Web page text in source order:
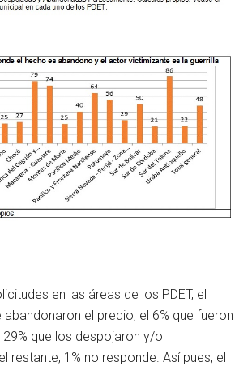
en las áreas de los PDET, el
abandonaron el predio; el 6% que fueron
que los despojaron y/o
restante, 1% no responde. Así pues, el